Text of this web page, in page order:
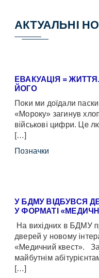
АКТУАЛЬНІ
ЕВАКУАЦІЯ =
ЙОГО
Поки ми доїдали
«Мороку» загинув
військові цифри. Це
[…]
Позначки
У БДМУ ВІДБУВСЯ
У ФОРМАТІ
На вихідних в БДМУ
дверей у новому
«Медичний квест».
майбутнім
[…]